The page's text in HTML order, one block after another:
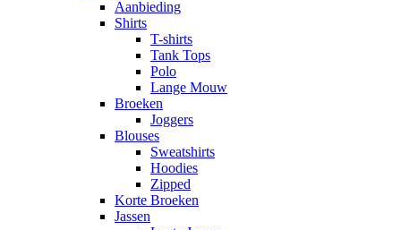
Aanbieding
Shirts
T-shirts
Tank Tops
Polo
Lange Mouw
Broeken
Joggers
Blouses
Sweatshirts
Hoodies
Zipped
Korte Broeken
Jassen